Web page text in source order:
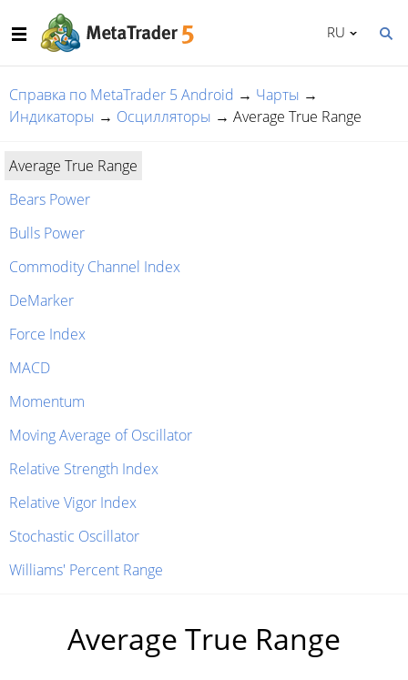
RU
Справка по MetaTrader 5 Android → Чарты →
Индикаторы → Осцилляторы → Average True Range
Average True Range
Bears Power
Bulls Power
Commodity Channel Index
DeMarker
Force Index
MACD
Momentum
Moving Average of Oscillator
Relative Strength Index
Relative Vigor Index
Stochastic Oscillator
Williams' Percent Range
Average True Range